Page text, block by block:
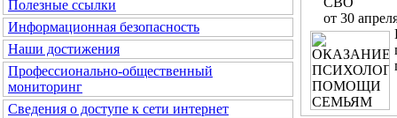
Полезные ссылки
Информационная безопасность
Наши достижения
Профессионально-общественный
мониторинг
Сведения о доступе к сети интернет
от 30